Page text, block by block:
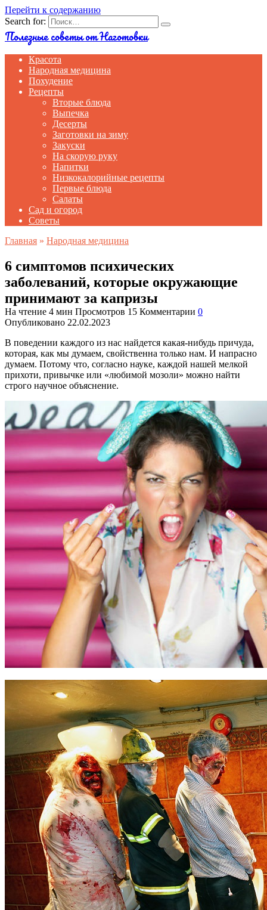
Перейти к содержанию
Search for:
Полезные советы от Наготовки
Красота
Народная медицина
Похудение
Рецепты
Вторые блюда
Выпечка
Десерты
Заготовки на зиму
Закуски
На скорую руку
Напитки
Низкокалорийные рецепты
Первые блюда
Салаты
Сад и огород
Советы
Главная » Народная медицина
6 симптомов психических
заболеваний, которые окружающие
принимают за капризы
На чтение 4 мин Просмотров 15 Комментарии 0
Опубликовано 22.02.2023
В поведении каждого из нас найдется какая-нибудь причуда,
которая, как мы думаем, свойственна только нам. И напрасно
думаем. Потому что, согласно науке, каждой нашей мелкой
прихоти, привычке или «любимой мозоли» можно найти
строго научное объяснение.